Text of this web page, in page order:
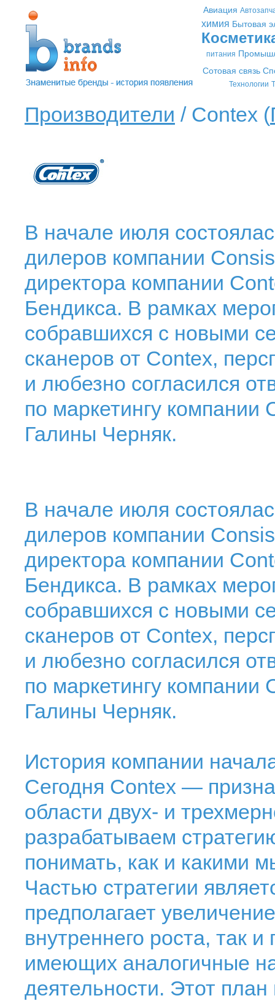
Авиация
химия Бытовая
питания
Сотовая связь
Технологии
Производители / Contex (
В начале июля
дилеров компании
директора компании
Бендикса. В рамках
собравшихся с новыми
сканеров от Contex,
и любезно согласился
по маркетингу
Галины Черняк.
В начале июля
дилеров компании
директора компании
Бендикса. В рамках
собравшихся с новыми
сканеров от Contex,
и любезно согласился
по маркетингу
Галины Черняк.
История компании
Сегодня Contex —
области двух- и
разрабатываем
понимать, как и какими
Частью стратегии
предполагает
внутреннего роста, так
имеющих аналогичные
деятельности. Этот